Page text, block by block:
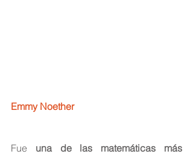
Emmy Noether
Fue una de las matemáticas más